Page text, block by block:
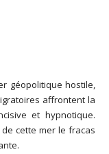
géopolitique hostile,
affrontent la
et hypnotique.
cette mer le fracas